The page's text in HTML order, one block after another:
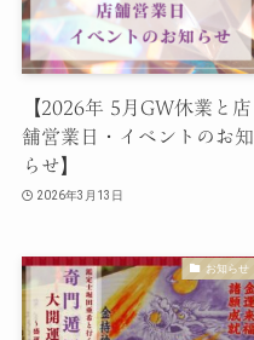
【2026年 5月GW休業と店
舗営業日・イベントのお知
らせ】
2026年3月13日
お知らせ